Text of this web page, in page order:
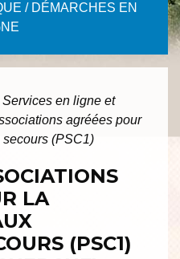
/ DÉMARCHES EN
Services en ligne et
agréées pour
(PSC1)
LA
(PSC1)